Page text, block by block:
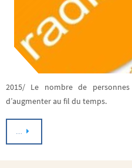
2015/ Le nombre de
d’augmenter au fil du temps.